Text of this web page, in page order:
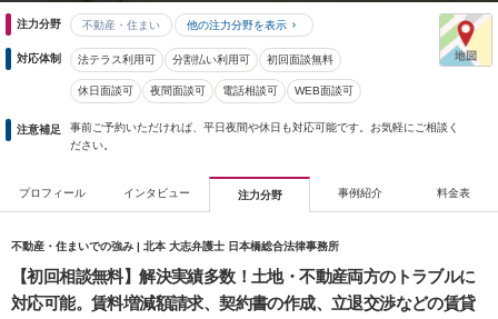
注力分野 不動産・住まい 他の注力分野を表示
対応体制 法テラス利用可 分割払い利用可 初回面談無料
休日面談可 夜間面談可 電話相談可 WEB面談可
注意補足
事前ご予約いただければ、平日夜間や休日も対応可能です。お気軽にご相談く
ださい。
プロフィール インタビュー 注力分野 事例紹介 料金表
不動産・住まいでの強み | 北本 大志弁護士 日本橋総合法律事務所
【初回相談無料】解決実績多数！土地・不動産両方のトラブルに
対応可能。賃料増減額請求、契約書の作成、立退交渉などの賃貸